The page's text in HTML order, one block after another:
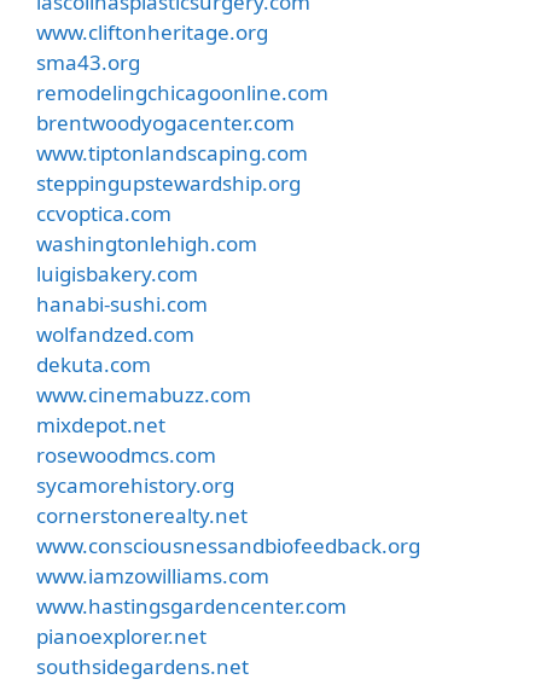
www.cliftonheritage.org
sma43.org
remodelingchicagoonline.com
brentwoodyogacenter.com
www.tiptonlandscaping.com
steppingupstewardship.org
ccvoptica.com
washingtonlehigh.com
luigisbakery.com
hanabi-sushi.com
wolfandzed.com
dekuta.com
www.cinemabuzz.com
mixdepot.net
rosewoodmcs.com
sycamorehistory.org
cornerstonerealty.net
www.consciousnessandbiofeedback.org
www.iamzowilliams.com
www.hastingsgardencenter.com
pianoexplorer.net
southsidegardens.net